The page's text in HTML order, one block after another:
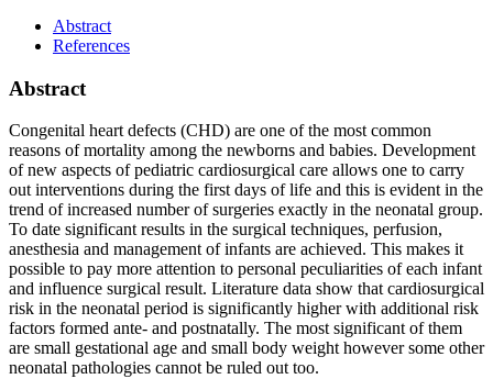
Abstract
References
Abstract
Congenital heart defects (CHD) are one of the most common
reasons of mortality among the newborns and babies. Development
of new aspects of pediatric cardiosurgical care allows one to carry
out interventions during the first days of life and this is evident in the
trend of increased number of surgeries exactly in the neonatal group.
To date significant results in the surgical techniques, perfusion,
anesthesia and management of infants are achieved. This makes it
possible to pay more attention to personal peculiarities of each infant
and influence surgical result. Literature data show that cardiosurgical
risk in the neonatal period is significantly higher with additional risk
factors formed ante- and postnatally. The most significant of them
are small gestational age and small body weight however some other
neonatal pathologies cannot be ruled out too.